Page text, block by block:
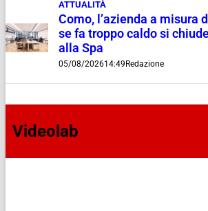
ATTUALITÀ
Como, l’azienda a misura
se fa troppo caldo si
alla Spa
05/08/202614:49 Redazione
Videolab